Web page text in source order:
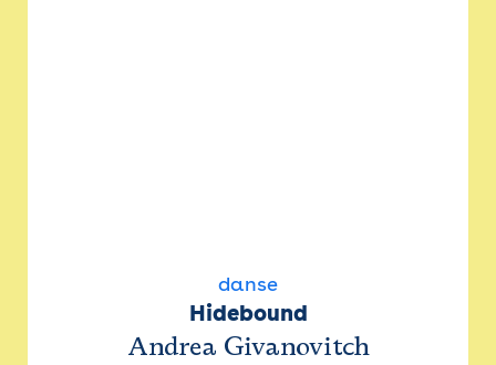
danse
Hidebound
Andrea Givanovitch